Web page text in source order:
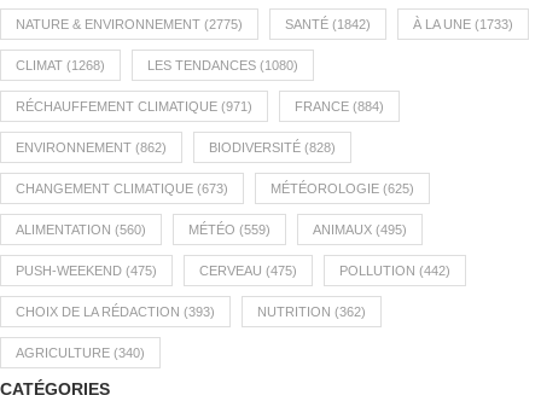
NATURE & ENVIRONNEMENT (2775) SANTÉ (1842) À LA UNE (1733)
CLIMAT (1268) LES TENDANCES (1080)
RÉCHAUFFEMENT CLIMATIQUE (971) FRANCE (884)
ENVIRONNEMENT (862) BIODIVERSITÉ (828)
CHANGEMENT CLIMATIQUE (673) MÉTÉOROLOGIE (625)
ALIMENTATION (560) MÉTÉO (559) ANIMAUX (495)
PUSH-WEEKEND (475) CERVEAU (475) POLLUTION (442)
CHOIX DE LA RÉDACTION (393) NUTRITION (362)
AGRICULTURE (340)
CATÉGORIES